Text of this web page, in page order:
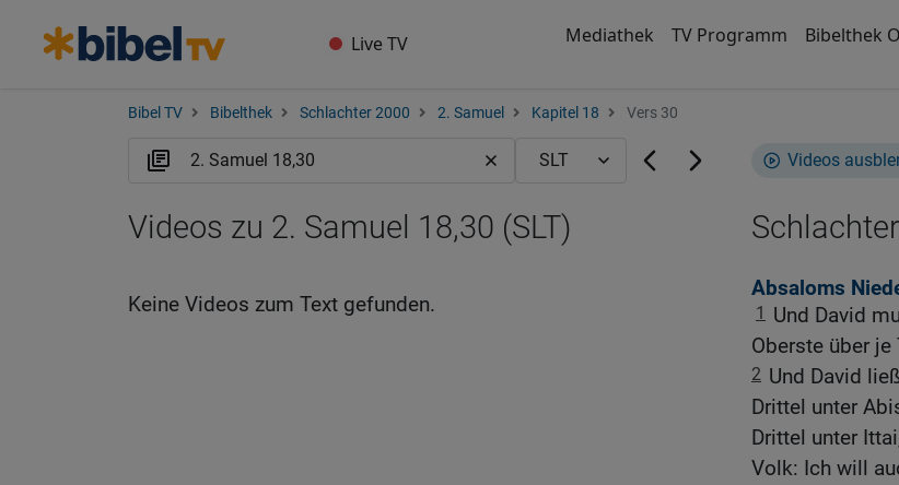
Live TV Mediathek TV Programm Bibelthek
Bibel TV Bibelthek Schlachter 2000 2. Samuel Kapitel 18 Vers 30
Videos
Absaloms
1
Und David
Oberste über je
2 Und David
Drittel unter
Drittel unter
Volk: Ich will
Videos zu 2. Samuel 18,30 (SLT)
Keine Videos zum Text gefunden.